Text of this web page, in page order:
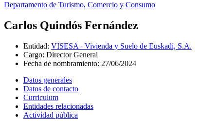
Departamento de Turismo, Comercio y Consumo
Carlos Quindós Fernández
Entidad: VISESA - Vivienda y Suelo de Euskadi, S.A.
Cargo: Director General
Fecha de nombramiento: 27/06/2024
Datos generales
Datos de contacto
Curriculum
Entidades relacionadas
Actividad pública